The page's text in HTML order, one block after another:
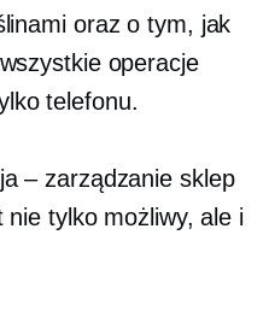
oraz o tym, jak
operacje
telefonu.
– zarządzanie sklep
nie tylko możliwy, ale i